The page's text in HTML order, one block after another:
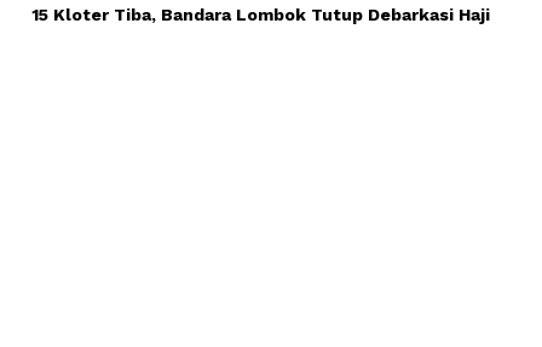
15 Kloter Tiba, Bandara Lombok Tutup Debarkasi Haji